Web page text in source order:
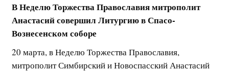
В Неделю Торжества Православия митрополит
Анастасий совершил Литургию в Спасо-
Вознесенском соборе
20 марта, в Неделю Торжества Православия,
митрополит Симбирский и Новоспасский Анастасий